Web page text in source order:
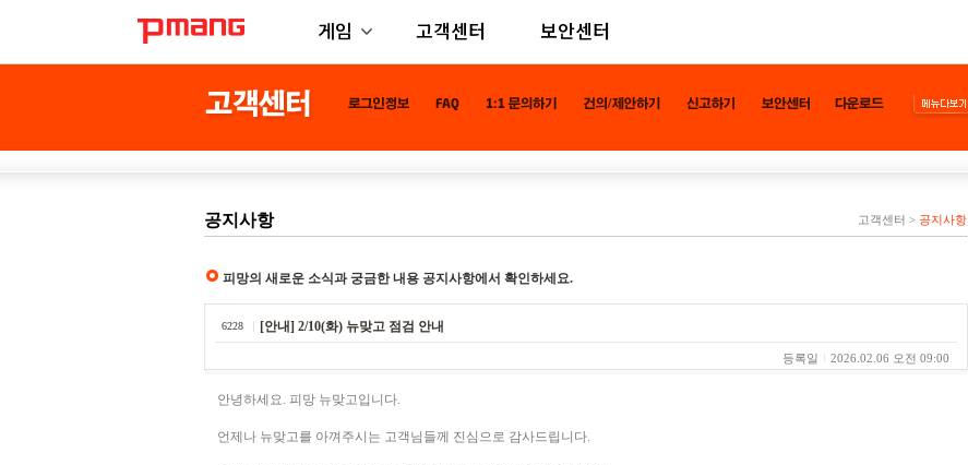
게임 고객센터 보안센터
공지사항 고객센터 > 공지사항
피망의 새로운 소식과 궁금한 내용 공지사항에서 확인하세요.
6228 [안내] 2/10(화) 뉴맞고 점검 안내
등록일 2026.02.06 오전 09:00
안녕하세요. 피망 뉴맞고입니다.
언제나 뉴맞고를 아껴주시는 고객님들께 진심으로 감사드립니다.